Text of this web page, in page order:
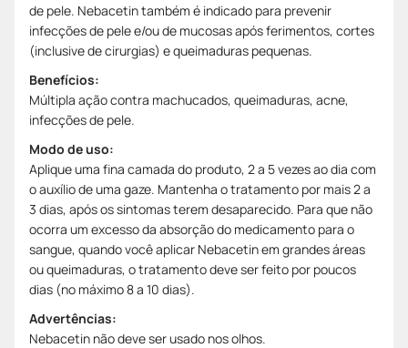
de pele. Nebacetin também é indicado para prevenir
infecções de pele e/ou de mucosas após ferimentos, cortes
(inclusive de cirurgias) e queimaduras pequenas.
Benefícios:
Múltipla ação contra machucados, queimaduras, acne,
infecções de pele.
Modo de uso:
Aplique uma fina camada do produto, 2 a 5 vezes ao dia com
o auxílio de uma gaze. Mantenha o tratamento por mais 2 a
3 dias, após os sintomas terem desaparecido. Para que não
ocorra um excesso da absorção do medicamento para o
sangue, quando você aplicar Nebacetin em grandes áreas
ou queimaduras, o tratamento deve ser feito por poucos
dias (no máximo 8 a 10 dias).
Advertências:
Nebacetin não deve ser usado nos olhos.